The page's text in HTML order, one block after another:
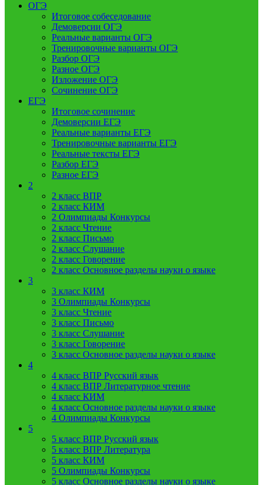
ОГЭ
Итоговое собеседование
Демоверсии ОГЭ
Реальные варианты ОГЭ
Тренировочные варианты ОГЭ
Разбор ОГЭ
Разное ОГЭ
Изложение ОГЭ
Сочинение ОГЭ
ЕГЭ
Итоговое сочинение
Демоверсии ЕГЭ
Реальные варианты ЕГЭ
Тренировочные варианты ЕГЭ
Реальные тексты ЕГЭ
Разбор ЕГЭ
Разное ЕГЭ
2
2 класс ВПР
2 класс КИМ
2 Олимпиады Конкурсы
2 класс Чтение
2 класс Письмо
2 класс Слушание
2 класс Говорение
2 класс Основное разделы науки о языке
3
3 класс КИМ
3 Олимпиады Конкурсы
3 класс Чтение
3 класс Письмо
3 класс Слушание
3 класс Говорение
3 класс Основное разделы науки о языке
4
4 класс ВПР Русский язык
4 класс ВПР Литературное чтение
4 класс КИМ
4 класс Основное разделы науки о языке
4 Олимпиады Конкурсы
5
5 класс ВПР Русский язык
5 класс ВПР Литература
5 класс КИМ
5 Олимпиады Конкурсы
5 класс Основное разделы науки о языке